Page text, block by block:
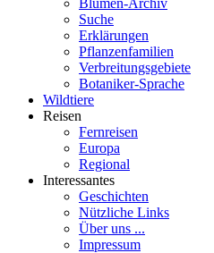
Blumen-Archiv
Suche
Erklärungen
Pflanzenfamilien
Verbreitungsgebiete
Botaniker-Sprache
Wildtiere
Reisen
Fernreisen
Europa
Regional
Interessantes
Geschichten
Nützliche Links
Über uns ...
Impressum